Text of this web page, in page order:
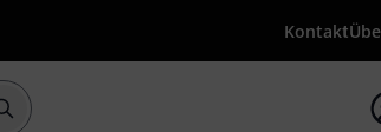
Kontakt
Suche mit Suchwort {searchTerm} starten